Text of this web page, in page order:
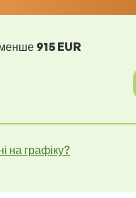
915 EUR
на графіку?